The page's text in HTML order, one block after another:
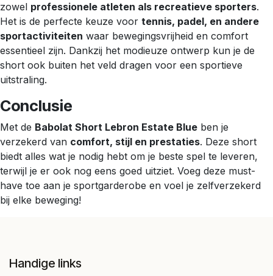
zowel professionele atleten als recreatieve sporters.
Het is de perfecte keuze voor tennis, padel, en andere
sportactiviteiten waar bewegingsvrijheid en comfort
essentieel zijn. Dankzij het modieuze ontwerp kun je de
short ook buiten het veld dragen voor een sportieve
uitstraling.
Conclusie
Met de Babolat Short Lebron Estate Blue ben je
verzekerd van comfort, stijl en prestaties. Deze short
biedt alles wat je nodig hebt om je beste spel te leveren,
terwijl je er ook nog eens goed uitziet. Voeg deze must-
have toe aan je sportgarderobe en voel je zelfverzekerd
bij elke beweging!
Handige links